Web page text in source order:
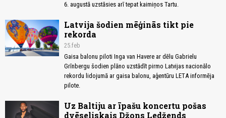
6. augustā uzstāsies arī tepat kaimiņos Tartu.
Latvija šodien mēģinās tikt pie
rekorda
25.feb
Gaisa balonu piloti Inga van Havere ar dēlu Gabrielu
Grīnbergu šodien plāno uzstādīt pirmo Latvijas nacionālo
rekordu lidojumā ar gaisa balonu, aģentūru LETA informēja
pilote.
Uz Baltiju ar īpašu koncertu pošas
dvēseliskais Džons Ledžends